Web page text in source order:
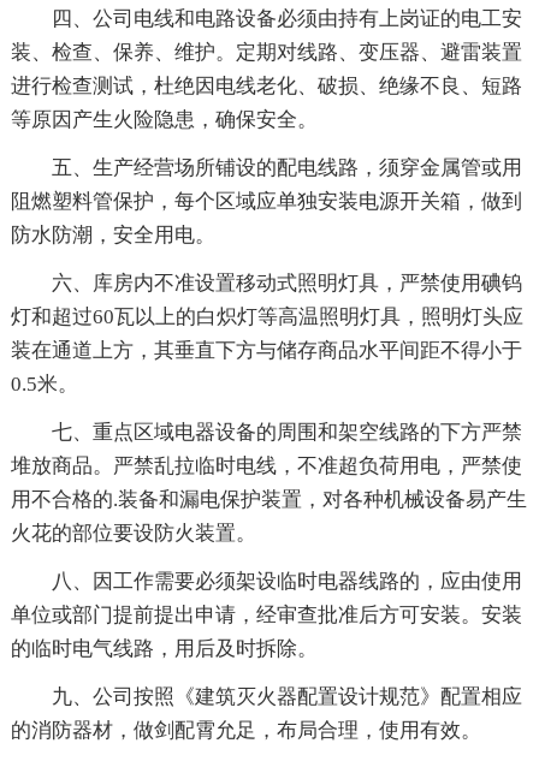
四、公司电线和电路设备必须由持有上岗证的电工安
装、检查、保养、维护。定期对线路、变压器、避雷装置
进行检查测试，杜绝因电线老化、破损、绝缘不良、短路
等原因产生火险隐患，确保安全。
五、生产经营场所铺设的配电线路，须穿金属管或用
阻燃塑料管保护，每个区域应单独安装电源开关箱，做到
防水防潮，安全用电。
六、库房内不准设置移动式照明灯具，严禁使用碘钨
灯和超过60瓦以上的白炽灯等高温照明灯具，照明灯头应
装在通道上方，其垂直下方与储存商品水平间距不得小于
0.5米。
七、重点区域电器设备的周围和架空线路的下方严禁
堆放商品。严禁乱拉临时电线，不准超负荷用电，严禁使
用不合格的.装备和漏电保护装置，对各种机械设备易产生
火花的部位要设防火装置。
八、因工作需要必须架设临时电器线路的，应由使用
单位或部门提前提出申请，经审查批准后方可安装。安装
的临时电气线路，用后及时拆除。
九、公司按照《建筑灭火器配置设计规范》配置相应
的消防器材，做剑配霄允足，布局合理，使用有效。